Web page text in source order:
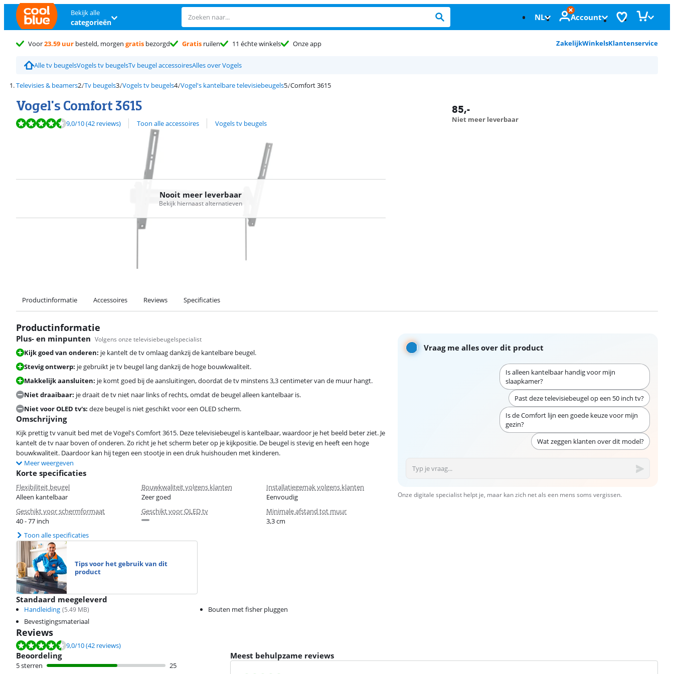
Bekijk alle
categorieën NL Account
Voor23.59 uur besteld, morgen gratis bezorgd Gratis ruilen 11 échte winkels Onze app ZakelijkWinkelsKlantenservice
Alle tv beugelsVogels tv beugelsTv beugel accessoiresAlles over Vogels
Televisies & beamers Tv beugels Vogels tv beugels Vogel's kantelbare televisiebeugels Comfort 3615
Vogel's Comfort 3615
Beoordeling is 9,0 van de 10, gebaseerd op 42 reviews.
9,0/10(42 reviews) Toon alle accessoires
Bekijk alle Vogels tv beugels
Nooit meer leverbaar
Bekijk hiernaast alternatieven
85,-
Niet meer leverbaar
Productinformatie Accessoires Reviews Specificaties
Productinformatie
Vraag me alles over dit product
Is alleen kantelbaar handig voor mijn
slaapkamer?
Past deze televisiebeugel op een 50 inch tv?
Is de Comfort lijn een goede keuze voor mijn
gezin?
Wat zeggen klanten over dit model?
Onze digitale specialist helpt je, maar kan zich net als een mens soms vergissen.
Plus- en minpunten Volgens onze televisiebeugelspecialist
Kijk goed van onderen: je kantelt de tv omlaag dankzij de kantelbare beugel.
Stevig ontwerp: je gebruikt je tv beugel lang dankzij de hoge bouwkwaliteit.
Makkelijk aansluiten: je komt goed bij de aansluitingen, doordat de tv minstens 3,3 centimeter van de muur hangt.
Niet draaibaar: je draait de tv niet naar links of rechts, omdat de beugel alleen kantelbaar is.
Niet voor OLED tv's: deze beugel is niet geschikt voor een OLED scherm.
Omschrijving
Kijk prettig tv vanuit bed met de Vogel's Comfort 3615. Deze televisiebeugel is kantelbaar, waardoor je het beeld beter ziet. Je
kantelt de tv naar boven of onderen. Zo richt je het scherm beter op je kijkpositie. De beugel is stevig en heeft een hoge
bouwkwaliteit. Daardoor kan hij tegen een stootje in een druk huishouden met kinderen.
Meer weergeven
Korte specificaties
Flexibiliteit beugel
Alleen kantelbaar
Bouwkwaliteit volgens klanten
Zeer goed
Installatiegemak volgens klanten
Eenvoudig
Geschikt voor schermformaat
40 - 77 inch
Geschikt voor OLED tv
Minimale afstand tot muur
3,3 cm
Toon alle specificaties
Tips voor het gebruik van dit
product
Standaard meegeleverd
Handleiding (5.49 MB)
Bevestigingsmateriaal
Bouten met fisher pluggen
Reviews
Beoordeling is 9,0 van de 10, gebaseerd op 42 reviews.
9,0/10(42 reviews)
Beoordeling
5 sterren
25
Meest behulpzame reviews